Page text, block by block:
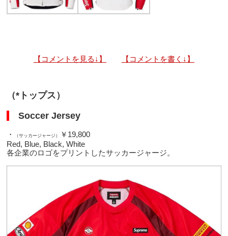
【コメントを見る↓】 【コメントを書く↓】
（*トップス）
Soccer Jersey
・ （サッカージャージ）
￥19,800
Red, Blue, Black, White
各企業のロゴをプリントしたサッカージャージ。